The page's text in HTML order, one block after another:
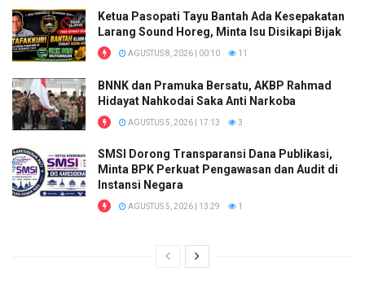
Ketua Pasopati Tayu Bantah Ada Kesepakatan
Larang Sound Horeg, Minta Isu Disikapi Bijak
AGUSTUS 8, 2026 | 00:10 11
BNNK dan Pramuka Bersatu, AKBP Rahmad
Hidayat Nahkodai Saka Anti Narkoba
AGUSTUS 5, 2026 | 17:13 3
SMSI Dorong Transparansi Dana Publikasi,
Minta BPK Perkuat Pengawasan dan Audit di
Instansi Negara
AGUSTUS 5, 2026 | 13:29 1